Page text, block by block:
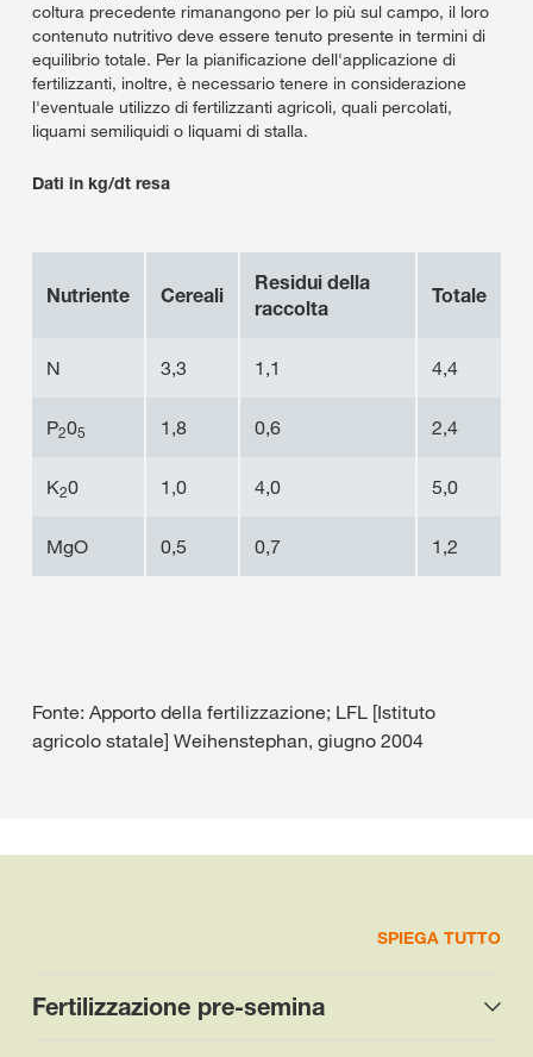
coltura precedente rimanangono per lo più sul campo, il loro
contenuto nutritivo deve essere tenuto presente in termini di
equilibrio totale. Per la pianificazione dell'applicazione di
fertilizzanti, inoltre, è necessario tenere in considerazione
l'eventuale utilizzo di fertilizzanti agricoli, quali percolati,
liquami semiliquidi o liquami di stalla.
Dati in kg/dt resa
Nutriente Cereali
Residui della
raccolta
Totale
N 3,3 1,1 4,4
P205 1,8 0,6 2,4
K20 1,0 4,0 5,0
MgO 0,5 0,7 1,2
Fonte: Apporto della fertilizzazione; LFL [Istituto
agricolo statale] Weihenstephan, giugno 2004
SPIEGA TUTTO
Fertilizzazione pre-semina